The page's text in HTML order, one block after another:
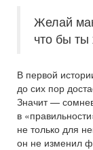
Желай
что бы ты
В первой
до сих пор
Значит —
в
не только для
он не изменил